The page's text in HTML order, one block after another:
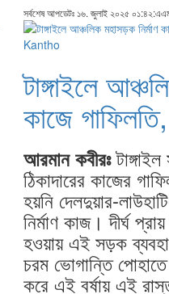
সর্বশেষ আপডেটঃ ১৬. জুলাই ২০২৫
টাঙ্গাইলে
কাজে
আরমান কবীরঃ
ঠিকাদারের কাজের
হয়নি দেলদুয়ার-
নির্মাণ কাজ। দীর্ঘ
হওয়ায় এই সড়ক
চরম ভোগান্তি
করে এই বর্ষায় এই